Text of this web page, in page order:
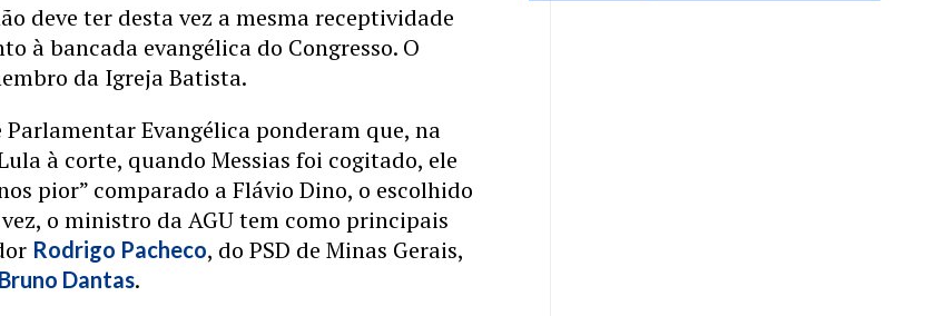
deve ter desta vez a mesma receptividade
à bancada evangélica do Congresso. O
da Igreja Batista.
Evangélica ponderam que, na
à corte, quando Messias foi cogitado, ele
pior” comparado a Flávio Dino, o escolhido
o ministro da AGU tem como principais
Rodrigo Pacheco, do PSD de Minas Gerais,
Bruno Dantas.